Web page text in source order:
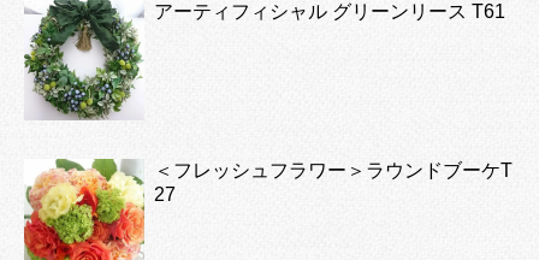
アーティフィシャル グリーンリース T61
＜フレッシュフラワー＞ラウンドブーケT
27